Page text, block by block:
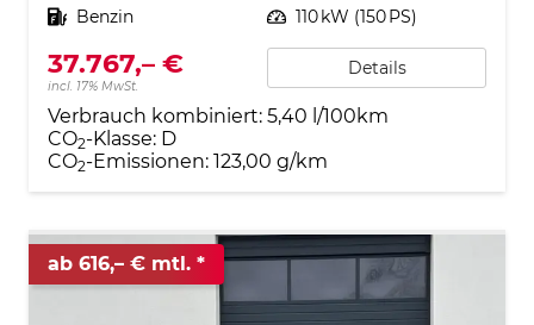
Kraftstoff Benzin Leistung 110 kW (150 PS)
37.767,– €
incl. 17% MwSt.
Details
Verbrauch kombiniert: 5,40 l/100km
CO2-Klasse: D
CO2-Emissionen: 123,00 g/km
ab 616,– € mtl.